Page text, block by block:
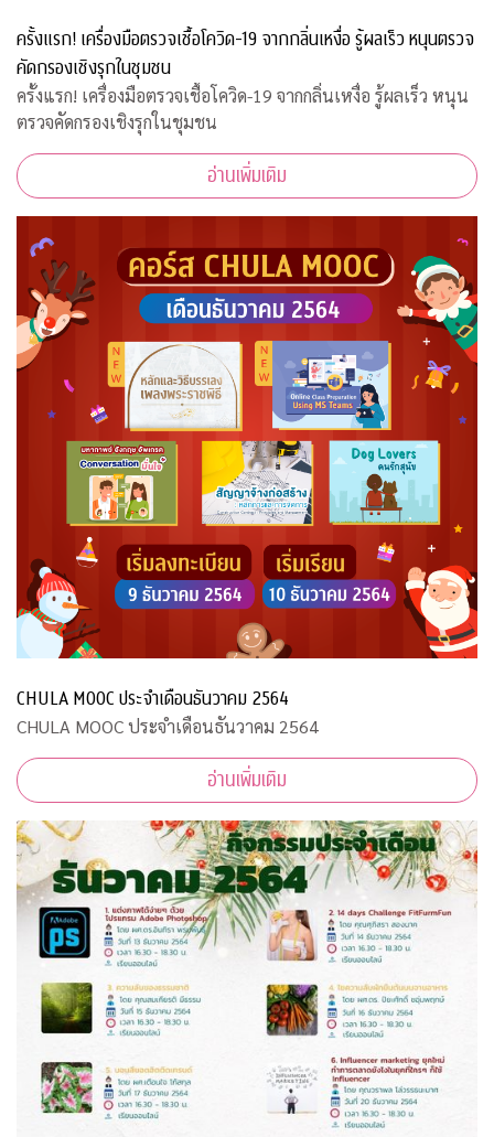
ครั้งแรก! เครื่องมือตรวจเชื้อโควิด-19 จากกลิ่นเหงื่อ รู้ผลเร็ว หนุนตรวจ
คัดกรองเชิงรุกในชุมชน
ครั้งแรก! เครื่องมือตรวจเชื้อโควิด-19 จากกลิ่นเหงื่อ รู้ผลเร็ว หนุน
ตรวจคัดกรองเชิงรุกในชุมชน
อ่านเพิ่มเติม
CHULA MOOC ประจำเดือนธันวาคม 2564
CHULA MOOC ประจำเดือนธันวาคม 2564
อ่านเพิ่มเติม